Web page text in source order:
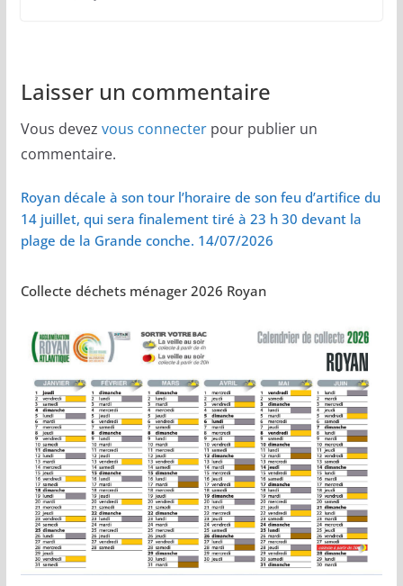
Laisser un commentaire
Vous devez vous connecterpour publier un
commentaire.
Royan décale à son tour l’horaire de son feu d’artifice du
14 juillet, qui sera finalement tiré à 23 h 30 devant la
plage de la Grande conche. 14/07/2026
Collecte déchets ménager 2026 Royan